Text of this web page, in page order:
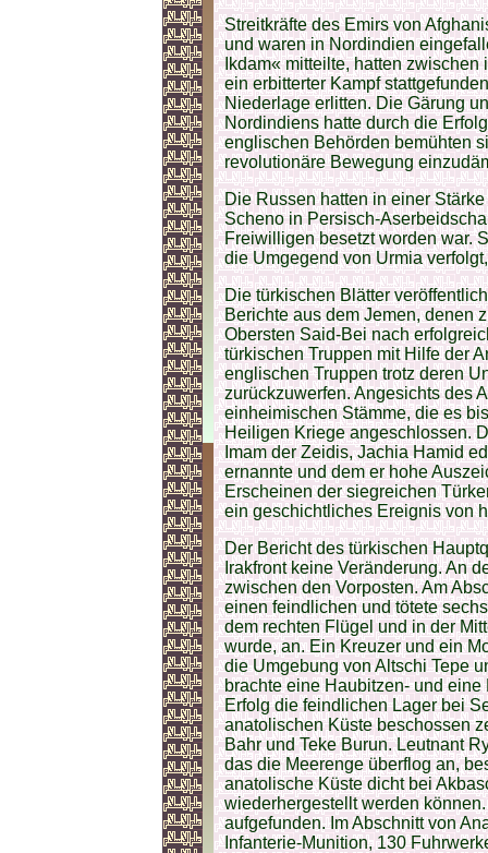
Streitkräfte des Emirs von
und waren in Nordindien
Ikdam« mitteilte, hatten
ein erbitterter Kampf
Niederlage erlitten. Die Gärung
Nordindiens hatte durch die
englischen Behörden bemühten
revolutionäre Bewegung
Die Russen hatten in einer
Scheno in Persisch-
Freiwilligen besetzt worden war.
die Umgegend von Urmia
Die türkischen Blätter
Berichte aus dem Jemen, denen
Obersten Said-Bei nach
türkischen Truppen mit Hilfe der
englischen Truppen trotz deren
zurückzuwerfen. Angesichts des
einheimischen Stämme, die es
Heiligen Kriege angeschlossen.
Imam der Zeidis, Jachia Hamid
ernannte und dem er hohe
Erscheinen der siegreichen
ein geschichtliches Ereignis von
Der Bericht des türkischen
Irakfront keine Veränderung. An
zwischen den Vorposten. Am
einen feindlichen und tötete
dem rechten Flügel und in der
wurde, an. Ein Kreuzer und ein
die Umgebung von Altschi Tepe
brachte eine Haubitzen- und
Erfolg die feindlichen Lager bei
anatolischen Küste beschossen
Bahr und Teke Burun. Leutnant
das die Meerenge überflog an,
anatolische Küste dicht bei
wiederhergestellt werden
aufgefunden. Im Abschnitt von
Infanterie-Munition, 130